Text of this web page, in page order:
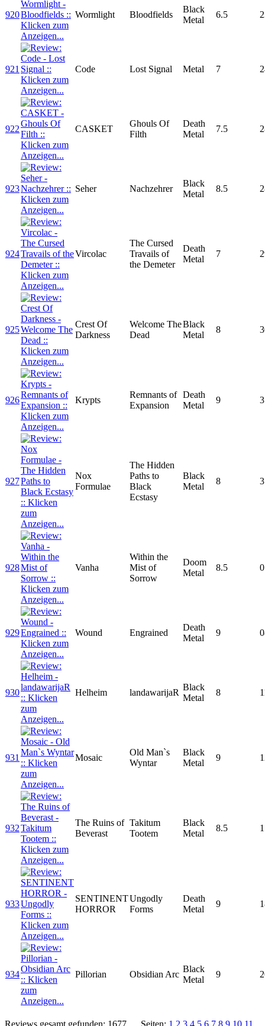
920 Wormlight Bloodfields
Black
Metal
6.5
921 Code Lost Signal Metal 7
922 CASKET
Ghouls Of
Filth
Death
Metal
7.5
923 Seher Nachzehrer
Black
Metal
8.5
924 Vircolac
The Cursed
Travails of
the Demeter
Death
Metal
7
925
Crest Of
Darkness
Welcome The
Dead
Black
Metal
8
926 Krypts
Remnants of
Expansion
Death
Metal
9
927
Nox
Formulae
The Hidden
Paths to
Black
Ecstasy
Black
Metal
8
928 Vanha
Within the
Mist of
Sorrow
Doom
Metal
8.5
929 Wound Engrained
Death
Metal
9
930 Helheim landawarijaR
Black
Metal
8
931 Mosaic
Old Man`s
Wyntar
Black
Metal
9
932
The Ruins of
Beverast
Takitum
Tootem
Black
Metal
8.5
933
SENTINENT
HORROR
Ungodly
Forms
Death
Metal
9
934 Pillorian Obsidian Arc
Black
Metal
9
Reviews gesamt gefunden: 1677 Seiten: 1 2 3 4 5 6 7 8 9 10 11